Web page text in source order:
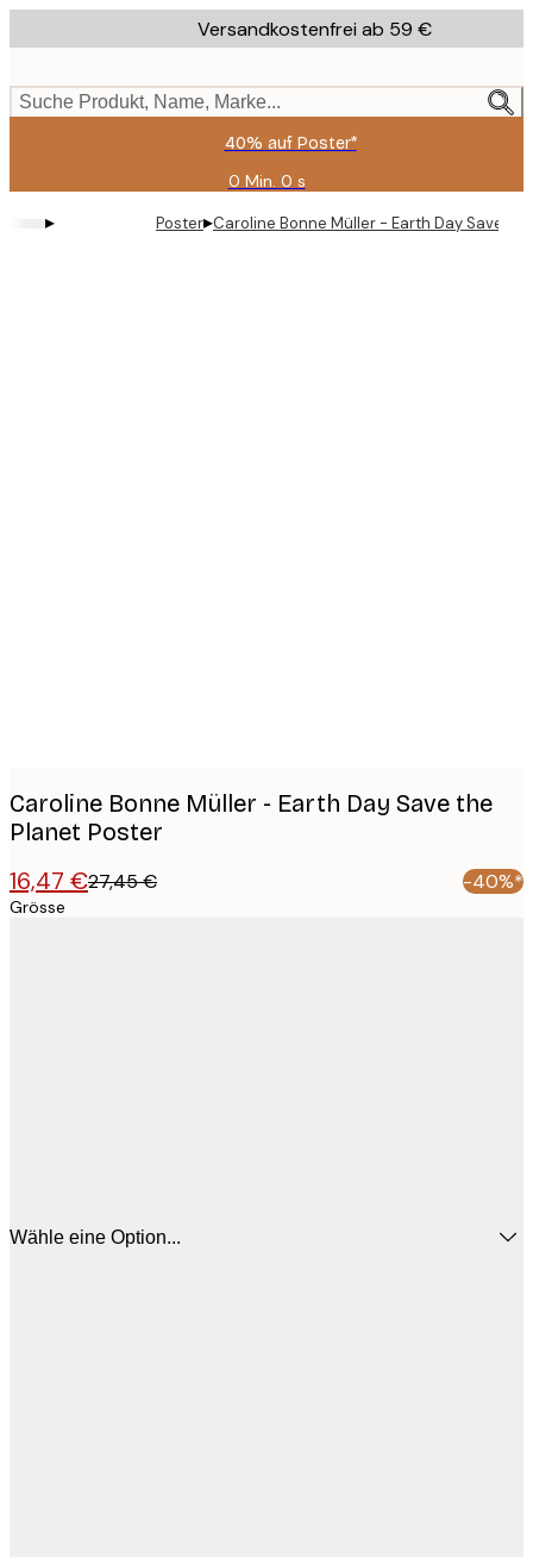
to
content.
Versandkostenfrei ab 59 €
Suche Produkt, Name, Marke...
40% auf Poster*
0 Min. 0 s
Gültig
bis:
2026-
▸ Poster▸Caroline Bonne Müller - Earth Day Save
Caroline Bonne Müller - Earth Day Save the
Planet Poster
16,47 €27,45 € -40%*
Grösse
Wähle eine Option...